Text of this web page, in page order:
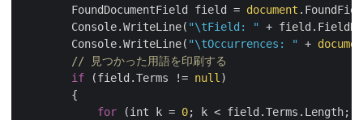
        FoundDocumentField field =
document
        Console.WriteLine(
"\tField: "
+
        Console.WriteLine(
"\tOccurrences: " +
// 見つかった用語を印刷する
if (field.Terms != null )
        {
for (int k = 0; k < field.Terms.Length;